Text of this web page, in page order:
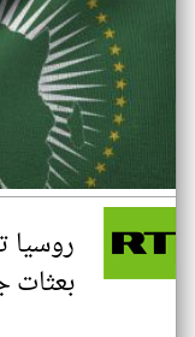
روسيا
بعثات